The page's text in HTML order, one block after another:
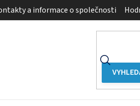
a informace o společnosti